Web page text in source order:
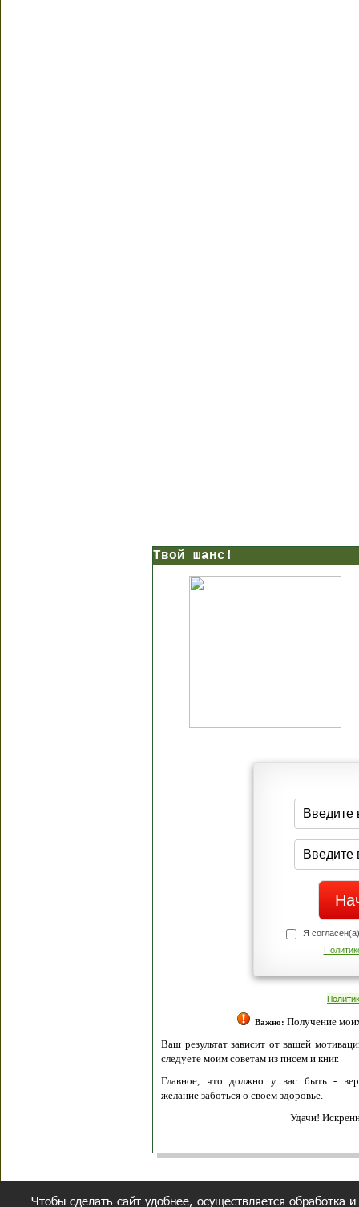
Твой шанс!
Я
Важно: Получение
Ваш результат зависит от вашей
следуете моим советам из писем и книг.
Главное, что должно у вас быть -
желание заботься о своем здоровье.
Удачи!
Чтобы сделать сайт удобнее, осуществляется обработка